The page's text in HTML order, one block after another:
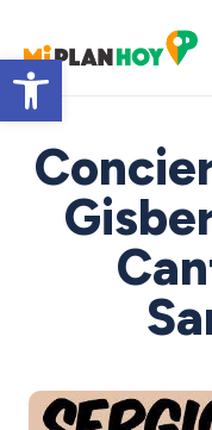
Abrir barra de herramientas